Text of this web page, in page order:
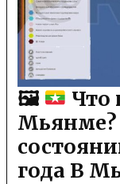
🖼
Что
Мьянме?
года В